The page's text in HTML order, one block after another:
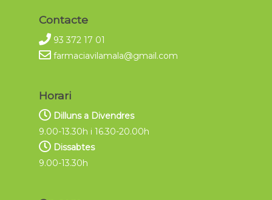
Contacte
93 372 17 01
farmaciavilamala@gmail.com
Horari
Dilluns a Divendres
9.00-13.30h i 16.30-20.00h
Dissabtes
9.00-13.30h